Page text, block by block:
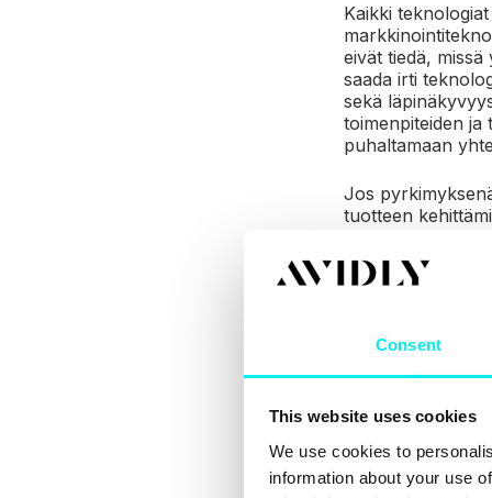
Consent
This website uses cookies
We use cookies to
information about your use
Kaikki
eivät tiedä,
saada irti
sekä
toimenpiteiden ja
puhaltamaan
Jos
tuotteen
puhelimeen ja
järjestelmä tai